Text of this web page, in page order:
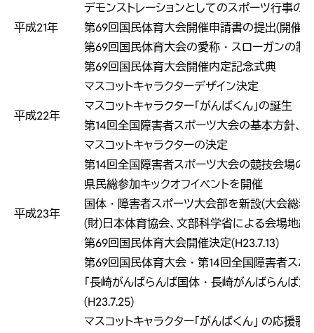
デモンストレーションとしてのスポーツ行事の
平成21年
第69回国民体育大会開催申請書の提出(開催
第69回国民体育大会の愛称・スローガンの制
第69回国民体育大会開催内定記念式典
マスコットキャラクターデザイン決定
平成22年
マスコットキャラクター「がんばくん」の誕生
第14回全国障害者スポーツ大会の基本方針、大
マスコットキャラクターの決定
第14回全国障害者スポーツ大会の競技会場の
県民総参加キックオフイベントを開催
平成23年
国体・障害者スポーツ大会部を新設(大会総務
(財)日本体育協会、文部科学省による会場地
第69回国民体育大会開催決定(H23.7.13)
第69回国民体育大会・第14回全国障害者スポ
「長崎がんばらんば国体・長崎がんばらんば
(H23.7.25)
マスコットキャラクター「がんばくん」 の応援歌